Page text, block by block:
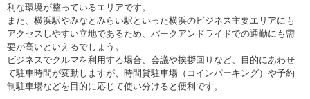
利な環境が整っているエリアです。
また、横浜駅やみなとみらい駅といった横浜のビジネス主要エリアにも
アクセスしやすい立地であるため、パークアンドライドでの通勤にも需
要が高いといえるでしょう。
ビジネスでクルマを利用する場合、会議や挨拶回りなど、目的にあわせ
て駐車時間が変動しますが、時間貸駐車場（コインパーキング）や予約
制駐車場などを目的に応じて使い分けると便利です。